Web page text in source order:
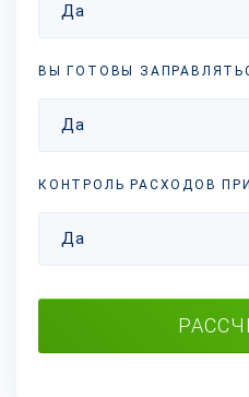
Да
ВЫ ГОТОВЫ
Да
КОНТРОЛЬ РАСХОДОВ
Да